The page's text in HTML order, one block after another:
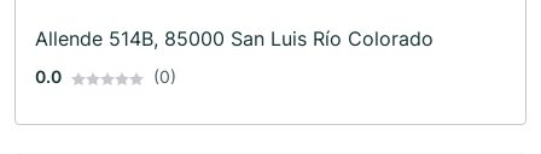
Allende 514B, 85000 San Luis Río Colorado
0.0 (0)